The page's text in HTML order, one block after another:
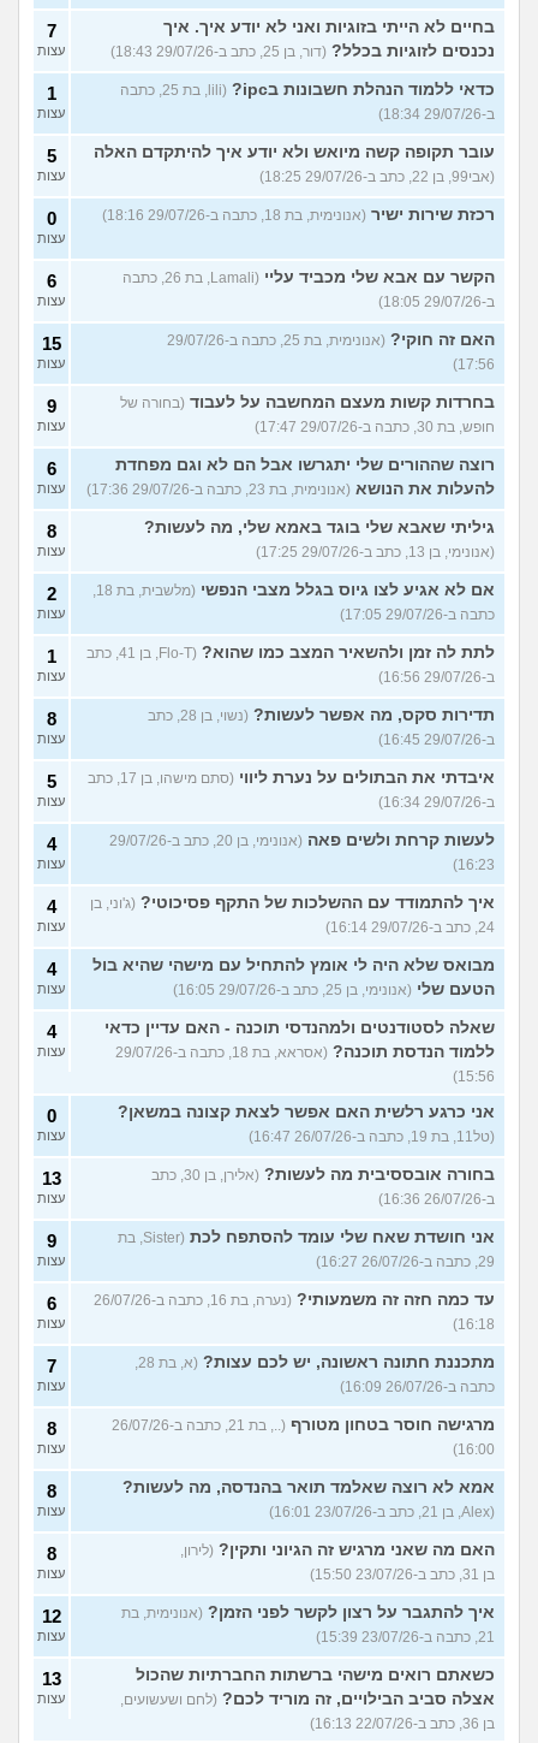
בחיים לא הייתי בזוגיות ואני לא יודע איך. איך
נכנסים לזוגיות בכלל? (דור, בן 25, כתב ב-29/07/26 18:43)
7
עצות
כדאי ללמוד הנהלת חשבונות בipc?
(lili, בת 25, כתבה
ב-29/07/26 18:34)
1
עצות
עובר תקופה קשה מיואש ולא יודע איך להיתקדם האלה
(אבי99, בן 22, כתב ב-29/07/26 18:25)
5
עצות
רכזת שירות ישיר (אנונימית, בת 18, כתבה ב-29/07/26 18:16) 0
עצות
הקשר עם אבא שלי מכביד עליי
(Lamali, בת 26, כתבה
ב-29/07/26 18:05)
6
עצות
האם זה חוקי?
(אנונימית, בת 25, כתבה ב-29/07/26
17:56)
15
עצות
בחרדות קשות מעצם המחשבה על לעבוד (בחורה של
חופש, בת 30, כתבה ב-29/07/26 17:47)
9
עצות
רוצה שההורים שלי יתגרשו אבל הם לא וגם מפחדת
להעלות את הנושא (אנונימית, בת 23, כתבה ב-29/07/26 17:36)
6
עצות
גיליתי שאבא שלי בוגד באמא שלי, מה לעשות?
(אנונימי, בן 13, כתב ב-29/07/26 17:25)
8
עצות
אם לא אגיע לצו גיוס בגלל מצבי הנפשי
(מלשבית, בת 18,
כתבה ב-29/07/26 17:05)
2
עצות
לתת לה זמן ולהשאיר המצב כמו שהוא?
(Flo-T, בן 41, כתב
ב-29/07/26 16:56)
1
עצות
תדירות סקס, מה אפשר לעשות?
(נשוי, בן 28, כתב
ב-29/07/26 16:45)
8
עצות
איבדתי את הבתולים על נערת ליווי
(סתם מישהו, בן 17, כתב
ב-29/07/26 16:34)
5
עצות
לעשות קרחת ולשים פאה
(אנונימי, בן 20, כתב ב-29/07/26
16:23)
4
עצות
איך להתמודד עם ההשלכות של התקף פסיכוטי? (ג'וני, בן
24, כתב ב-29/07/26 16:14)
4
עצות
מבואס שלא היה לי אומץ להתחיל עם מישהי שהיא בול
הטעם שלי (אנונימי, בן 25, כתב ב-29/07/26 16:05)
4
עצות
שאלה לסטודנטים ולמהנדסי תוכנה - האם עדיין כדאי
ללמוד הנדסת תוכנה?
(אסראא, בת 18, כתבה ב-29/07/26
15:56)
4
עצות
אני כרגע רלשית האם אפשר לצאת קצונה במשאן?
(טל11, בת 19, כתבה ב-26/07/26 16:47)
0
עצות
בחורה אובססיבית מה לעשות?
(אלירן, בן 30, כתב
ב-26/07/26 16:36)
13
עצות
אני חושדת שאח שלי עומד להסתפח לכת
(Sister, בת
29, כתבה ב-26/07/26 16:27)
9
עצות
עד כמה חזה זה משמעותי?
(נערה, בת 16, כתבה ב-26/07/26
16:18)
6
עצות
מתכננת חתונה ראשונה, יש לכם עצות?
(א, בת 28,
כתבה ב-26/07/26 16:09)
7
עצות
מרגישה חוסר בטחון מטורף
(.., בת 21, כתבה ב-26/07/26
16:00)
8
עצות
אמא לא רוצה שאלמד תואר בהנדסה, מה לעשות?
(Alex, בן 21, כתב ב-23/07/26 16:01)
8
עצות
האם מה שאני מרגיש זה הגיוני ותקין? (לירון,
בן 31, כתב ב-23/07/26 15:50)
8
עצות
איך להתגבר על רצון לקשר לפני הזמן? (אנונימית, בת
21, כתבה ב-23/07/26 15:39)
12
עצות
כשאתם רואים מישהי ברשתות החברתיות שהכול
אצלה סביב הבילויים, זה מוריד לכם? (לחם ושעשועים,
בן 36, כתב ב-22/07/26 16:13)
13
עצות